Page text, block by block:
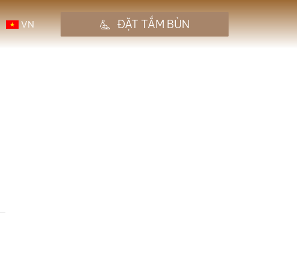
VN ĐẶT TẮM BÙN